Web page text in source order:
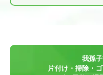
我孫
片付け・掃除・